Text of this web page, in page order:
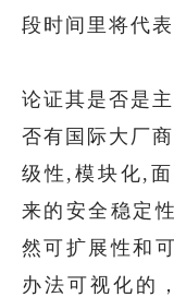
段时间里将代
论证其是否是
否有国际大厂
级性,模块化,
来的安全稳定
然可扩展性和
办法可视化的